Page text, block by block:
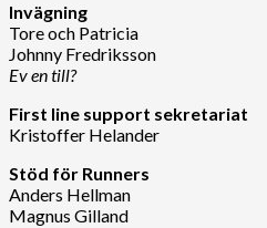
Invägning
Tore och Patricia
Johnny Fredriksson
Ev en till?
First line support sekretariat
Kristoffer Helander
Stöd för Runners
Anders Hellman
Magnus Gilland